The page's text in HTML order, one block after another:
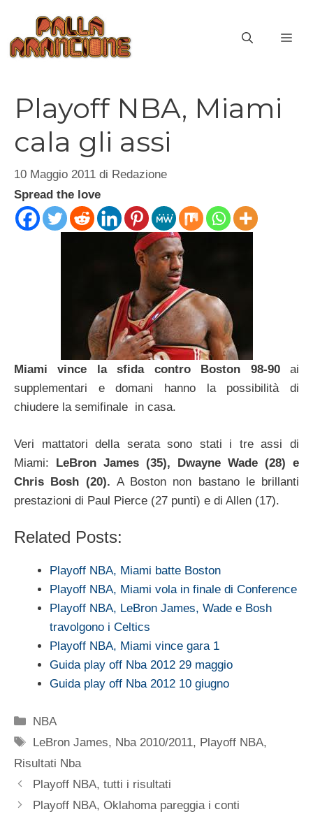
contenuto
Playoff NBA, Miami
cala gli assi
10 Maggio 2011 di Redazione
Spread the love
Miami vince la sfida contro Boston 98-90 ai
supplementari e domani hanno la possibilità di
chiudere la semifinale in casa.
Veri mattatori della serata sono stati i tre assi di
Miami: LeBron James (35), Dwayne Wade (28) e
Chris Bosh (20). A Boston non bastano le brillanti
prestazioni di Paul Pierce (27 punti) e di Allen (17).
Related Posts:
Playoff NBA, Miami batte Boston
Playoff NBA, Miami vola in finale di Conference
Playoff NBA, LeBron James, Wade e Bosh
travolgono i Celtics
Playoff NBA, Miami vince gara 1
Guida play off Nba 2012 29 maggio
Guida play off Nba 2012 10 giugno
Categorie
NBA
Tag
LeBron James, Nba 2010/2011, Playoff NBA,
Risultati Nba
Playoff NBA, tutti i risultati
Playoff NBA, Oklahoma pareggia i conti